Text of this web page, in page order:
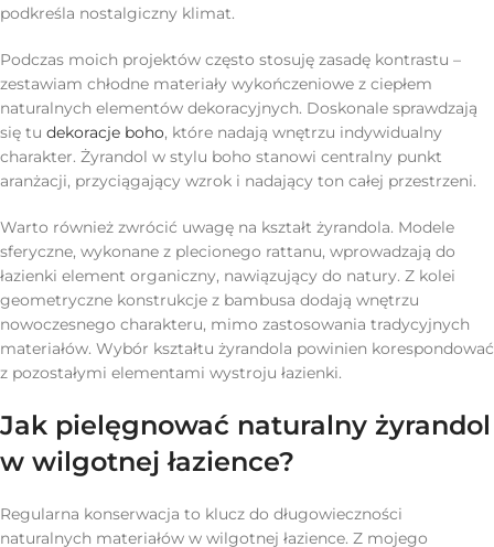
podkreśla nostalgiczny klimat.
Podczas moich projektów często stosuję zasadę kontrastu –
zestawiam chłodne materiały wykończeniowe z ciepłem
naturalnych elementów dekoracyjnych. Doskonale sprawdzają
się tu dekoracje boho, które nadają wnętrzu indywidualny
charakter. Żyrandol w stylu boho stanowi centralny punkt
aranżacji, przyciągający wzrok i nadający ton całej przestrzeni.
Warto również zwrócić uwagę na kształt żyrandola. Modele
sferyczne, wykonane z plecionego rattanu, wprowadzają do
łazienki element organiczny, nawiązujący do natury. Z kolei
geometryczne konstrukcje z bambusa dodają wnętrzu
nowoczesnego charakteru, mimo zastosowania tradycyjnych
materiałów. Wybór kształtu żyrandola powinien korespondować
z pozostałymi elementami wystroju łazienki.
Jak pielęgnować naturalny żyrandol
w wilgotnej łazience?
Regularna konserwacja to klucz do długowieczności
naturalnych materiałów w wilgotnej łazience. Z mojego